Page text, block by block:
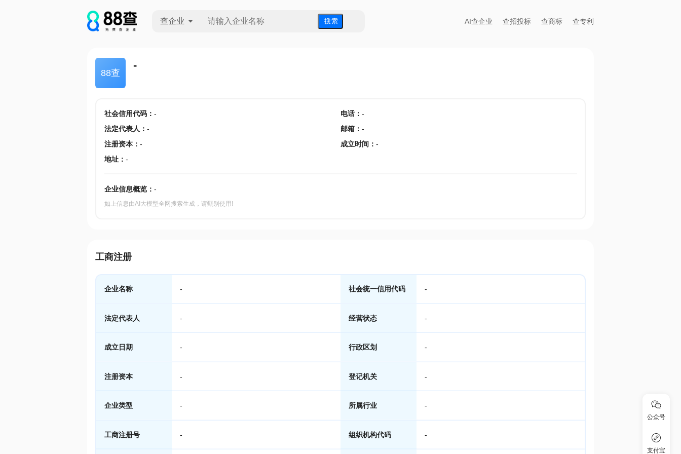
查企业 搜 索 AI查企业 查招投标 查商标 查专利
88查
-
社会信用代码： - 电话： -
法定代表人 ： - 邮箱 ： -
注册资本： - 成立时间 ： -
地址： -
企业信息概览： -
如上信息由AI大模型全网搜索生成，请甄别使用!
工商注册
企业名称 - 社会统一信用代码 -
法定代表人 - 经营状态 -
成立日期 - 行政区划 -
注册资本 - 登记机关 -
企业类型 - 所属行业 -
工商注册号 - 组织机构代码 -
公众号
支付宝